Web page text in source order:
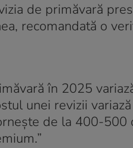
de primăvară
recomandată o
în 2025
unei revizii
de la 400-